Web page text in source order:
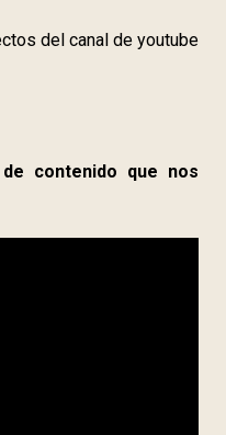
del canal de youtube
contenido que nos